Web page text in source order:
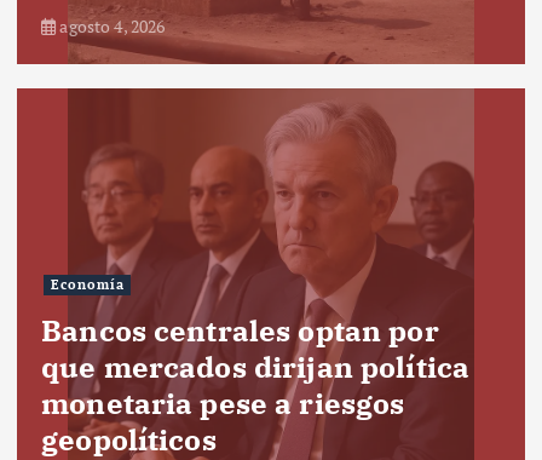
agosto 4, 2026
Economía
Bancos centrales optan por
que mercados dirijan política
monetaria pese a riesgos
geopolíticos